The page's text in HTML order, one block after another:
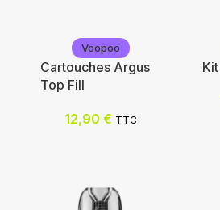
Voopoo
Cartouches Argus
Top Fill
12,90 € TTC